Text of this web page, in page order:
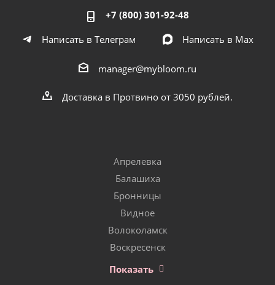
+7 (800) 301-92-48
Написать в Телеграм
Написать в Мах
manager@mybloom.ru
Доставка в Протвино от 3050 рублей.
Апрелевка
Балашиха
Бронницы
Видное
Волоколамск
Воскресенск
Показать